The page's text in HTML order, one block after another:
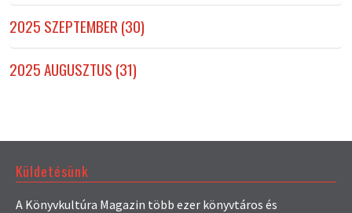
2025 SZEPTEMBER (30)
2025 AUGUSZTUS (31)
Küldetésünk
A Könyvkultúra Magazin több ezer könyvtáros és